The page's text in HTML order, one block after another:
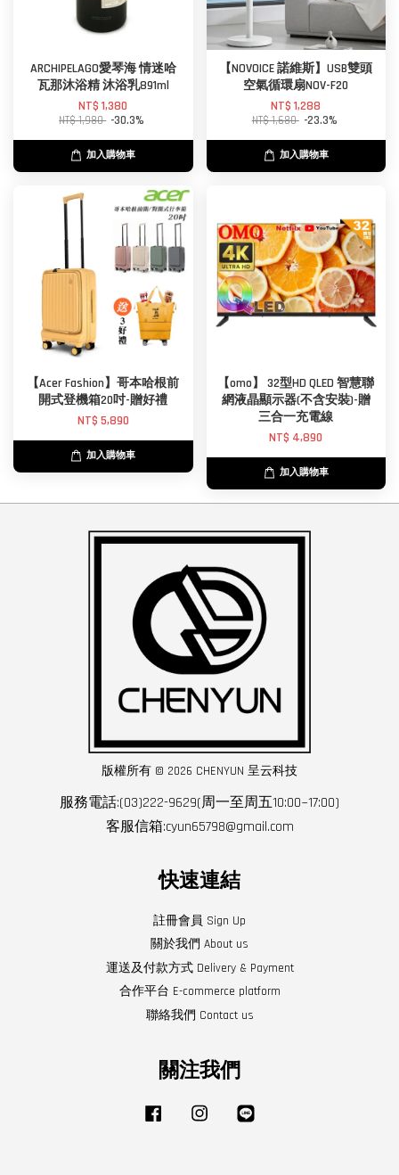
ARCHIPELAGO愛琴海 情迷哈
瓦那沐浴精 沐浴乳891ml
NT$ 1,380
NT$ 1,980 -30.3%
加入購物車
【NOVOICE 諾維斯】USB雙頭
空氣循環扇NOV-F20
NT$ 1,288
NT$ 1,680 -23.3%
加入購物車
【Acer Fashion】哥本哈根前
開式登機箱20吋-贈好禮
NT$ 5,890
加入購物車
【omo】 32型HD QLED 智慧聯
網液晶顯示器(不含安裝)-贈
三合一充電線
NT$ 4,890
加入購物車
版權所有 © 2026 CHENYUN 呈云科技
服務電話:(03)222-9629(周一至周五10:00~17:00)
客服信箱:cyun65798@gmail.com
快速連結
註冊會員 Sign Up
關於我們 About us
運送及付款方式 Delivery & Payment
合作平台 E-commerce platform
聯絡我們 Contact us
關注我們
Facebook Instagram